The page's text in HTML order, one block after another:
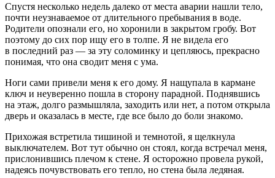
Спустя несколько недель далеко от места аварии нашли тело,
почти неузнаваемое от длительного пребывания в воде.
Родители опознали его, но хоронили в закрытом гробу. Вот
поэтому до сих пор ищу его в толпе. Я не видела его
в последний раз — за эту соломинку и цепляюсь, прекрасно
понимая, что она сводит меня с ума.
Ноги сами привели меня к его дому. Я нащупала в кармане
ключ и неуверенно пошла в сторону парадной. Поднявшись
на этаж, долго размышляла, заходить или нет, а потом открыла
дверь и оказалась в месте, где все было до боли знакомо.
Прихожая встретила тишиной и темнотой, я щелкнула
выключателем. Вот тут обычно он стоял, когда встречал меня,
прислонившись плечом к стене. Я осторожно провела рукой,
надеясь почувствовать его тепло, но стена была ледяная.